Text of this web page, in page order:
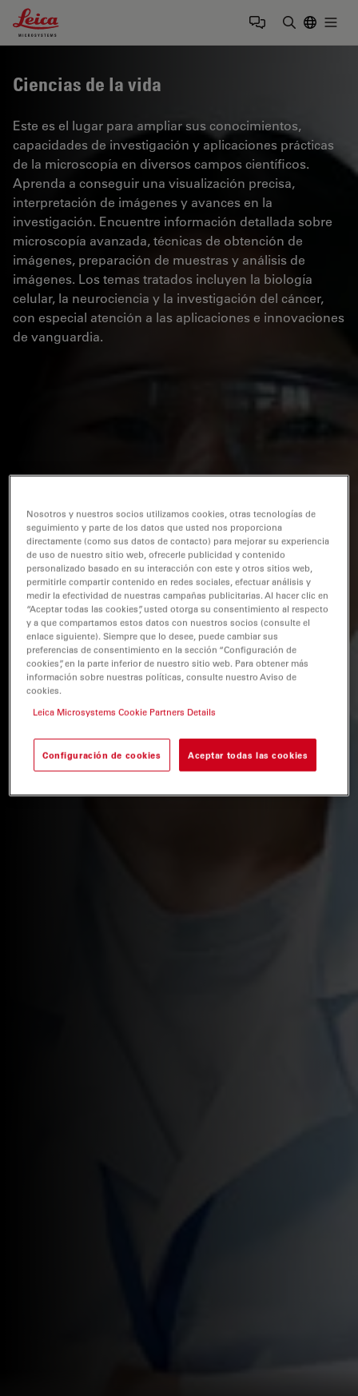
Leica Microsystems Logo
Ciencias de la vida
Este es el lugar para ampliar sus conocimientos,
capacidades de investigación y aplicaciones prácticas
de la microscopía en diversos campos científicos.
Aprenda a conseguir una visualización precisa,
interpretación de imágenes y avances en la
investigación. Encuentre información detallada sobre
microscopía avanzada, técnicas de obtención de
imágenes, preparación de muestras y análisis de
imágenes. Los temas tratados incluyen la biología
celular, la neurociencia y la investigación del cáncer,
con especial atención a las aplicaciones e innovaciones
de vanguardia.
Nosotros y nuestros socios utilizamos cookies, otras tecnologías de
seguimiento y parte de los datos que usted nos proporciona
directamente (como sus datos de contacto) para mejorar su experiencia
de uso de nuestro sitio web, ofrecerle publicidad y contenido
personalizado basado en su interacción con este y otros sitios web,
permitirle compartir contenido en redes sociales, efectuar análisis y
medir la efectividad de nuestras campañas publicitarias. Al hacer clic en
“Aceptar todas las cookies”, usted otorga su consentimiento al respecto
y a que compartamos estos datos con nuestros socios (consulte el
enlace siguiente). Siempre que lo desee, puede cambiar sus
preferencias de consentimiento en la sección “Configuración de
cookies”, en la parte inferior de nuestro sitio web. Para obtener más
información sobre nuestras políticas, consulte nuestro Aviso de
cookies.
Leica Microsystems Cookie Partners Details
Configuración de cookies Aceptar todas las cookies